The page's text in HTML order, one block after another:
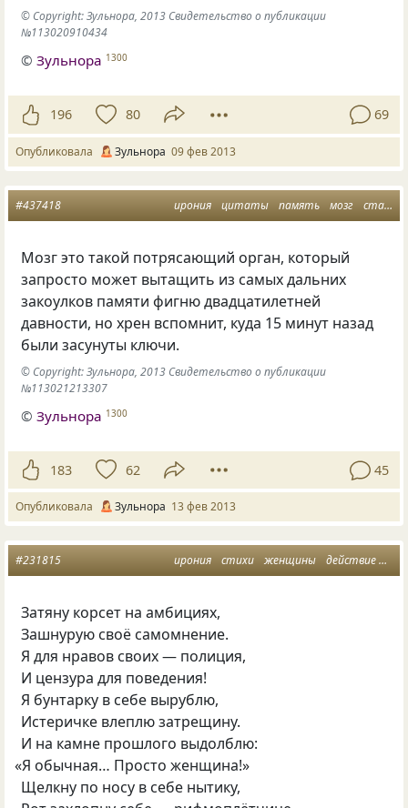
© Copyright: Зульнора, 2013 Свидетельство о публикации
№113020910434
©Зульнора 1300
196 80 69
Опубликовала Зульнора 09 фев 2013
ирония цитаты память мозг статусы
#437418
Мозг это такой потрясающий орган, который
запросто может вытащить из самых дальних
закоулков памяти фигню двадцатилетней
давности, но хрен вспомнит, куда 15 минут назад
были засунуты ключи.
© Copyright: Зульнора, 2013 Свидетельство о публикации
№113021213307
©Зульнора 1300
183 62 45
Опубликовала Зульнора 13 фев 2013
ирония стихи женщины действие
#231815
Затяну корсет на амбициях,
Зашнурую своё самомнение.
Я для нравов своих — полиция,
И цензура для поведения!
Я бунтарку в себе вырублю,
Истеричке влеплю затрещину.
И на камне прошлого выдолблю:
«Я обычная… Просто женщина!»
Щелкну по носу в себе нытику,